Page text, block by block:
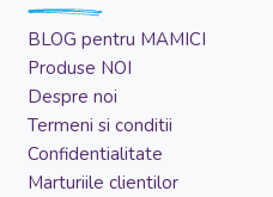
BLOG pentru MAMICI
Produse NOI
Despre noi
Termeni si conditii
Confidentialitate
Marturiile clientilor